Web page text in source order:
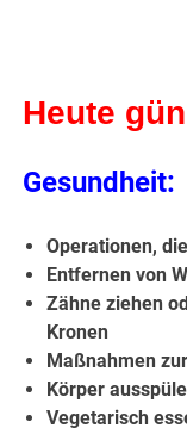
Heute
Gesundheit:
Operationen,
Entfernen von
Zähne ziehen
Kronen
Maßnahmen
Körper
Vegetarisch